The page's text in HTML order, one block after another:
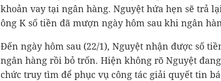
khoản vay tại ngân hàng. Nguyệt hứa hẹn sẽ trả
ông K số tiền đã mượn ngày hôm sau khi ngân
Đến ngày hôm sau (22/1), Nguyệt nhận được số
ngân hàng rồi bỏ trốn. Hiện không rõ Nguyệt
chức truy tìm để phục vụ công tác giải quyết tin